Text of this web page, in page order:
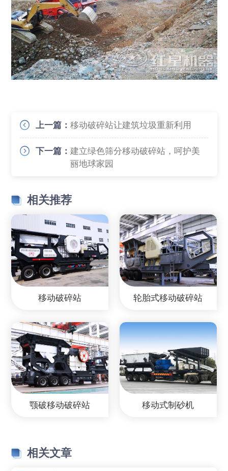
上一篇：移动破碎站让建筑垃圾重新利用
下一篇：建立绿色筛分移动破碎站，呵护美
丽地球家园
相关推荐
移动破碎站 轮胎式移动破碎站
颚破移动破碎站 移动式制砂机
相关文章